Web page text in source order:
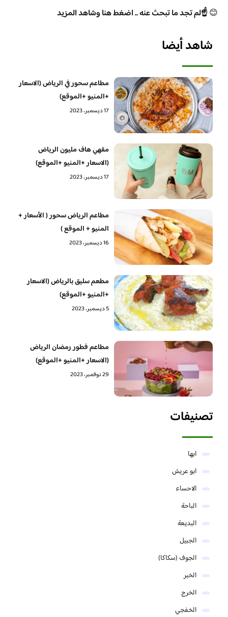
😊☝️لم تجد ما تبحث عنه .. اضغط هنا وشاهد المزيد
شاهد أيضا
مطاعم سحور في الرياض (الاسعار
+المنيو +الموقع)
17 ديسمبر، 2023
مقهي هاف مليون الرياض
(الاسعار +المنيو +الموقع)
17 ديسمبر، 2023
مطاعم الرياض سحور ( الأسعار +
المنيو + الموقع )
16 ديسمبر، 2023
مطعم سليق بالرياض (الاسعار
+المنيو +الموقع)
5 ديسمبر، 2023
مطاعم فطور رمضان الرياض
(الاسعار +المنيو +الموقع)
29 نوفمبر، 2023
تصنيفات
ابها
ابو عريش
الاحساء
الباحة
البديعة
الجبيل
الجوف (سكاكا)
الخبر
الخرج
الخفجي